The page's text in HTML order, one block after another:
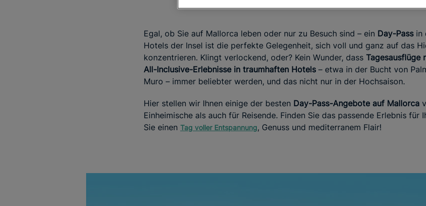
Egal, ob Sie auf Mallorca leben oder nur zu Besuch sind – ein Day-Pass in
Hotels der Insel ist die perfekte Gelegenheit, sich voll und ganz auf das
konzentrieren. Klingt verlockend, oder? Kein Wunder, dass Tagesausflüge
All-Inclusive-Erlebnisse in traumhaften Hotels – etwa in der Bucht von
Muro – immer beliebter werden, und das nicht nur in der Hochsaison.
Hier stellen wir Ihnen einige der besten Day-Pass-Angebote auf Mallorca
Einheimische als auch für Reisende. Finden Sie das passende Erlebnis für
Sie einen Tag voller Entspannung, Genuss und mediterranem Flair!